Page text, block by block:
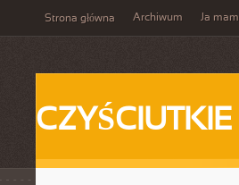
Strona główna Archiwum Ja mam
CZYŚCIUTKIE